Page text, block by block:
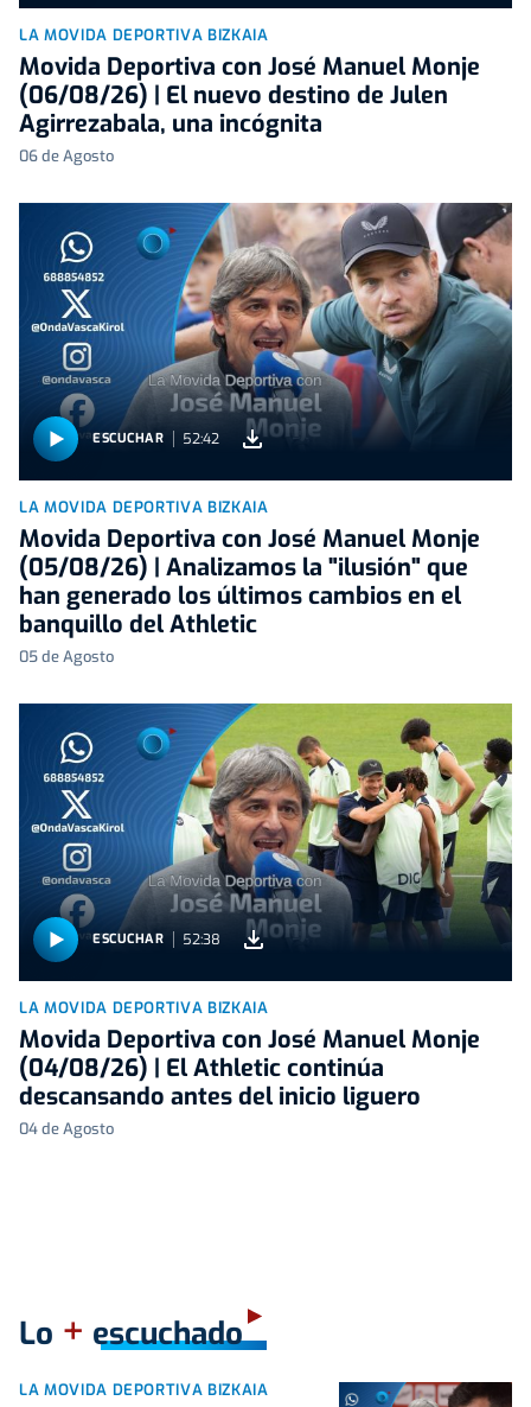
LA MOVIDA DEPORTIVA BIZKAIA
Movida Deportiva con José Manuel Monje
(06/08/26) | El nuevo destino de Julen
Agirrezabala, una incógnita
06 de Agosto
ESCUCHAR 52:42
LA MOVIDA DEPORTIVA BIZKAIA
Movida Deportiva con José Manuel Monje
(05/08/26) | Analizamos la "ilusión" que
han generado los últimos cambios en el
banquillo del Athletic
05 de Agosto
ESCUCHAR 52:38
LA MOVIDA DEPORTIVA BIZKAIA
Movida Deportiva con José Manuel Monje
(04/08/26) | El Athletic continúa
descansando antes del inicio liguero
04 de Agosto
Lo + escuchado
LA MOVIDA DEPORTIVA BIZKAIA